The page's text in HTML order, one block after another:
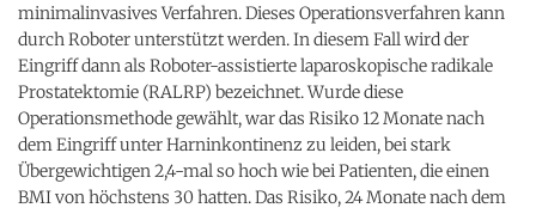
minimalinvasives Verfahren. Dieses Operationsverfahren kann
durch Roboter unterstützt werden. In diesem Fall wird der
Eingriff dann als Roboter-assistierte laparoskopische radikale
Prostatektomie (RALRP) bezeichnet. Wurde diese
Operationsmethode gewählt, war das Risiko 12 Monate nach
dem Eingriff unter Harninkontinenz zu leiden, bei stark
Übergewichtigen 2,4-mal so hoch wie bei Patienten, die einen
BMI von höchstens 30 hatten. Das Risiko, 24 Monate nach dem